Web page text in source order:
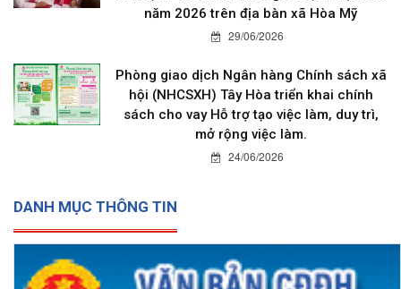
năm 2026 trên địa bàn xã Hòa Mỹ
29/06/2026
Phòng giao dịch Ngân hàng Chính sách xã
hội (NHCSXH) Tây Hòa triển khai chính
sách cho vay Hỗ trợ tạo việc làm, duy trì,
mở rộng việc làm.
24/06/2026
DANH MỤC THÔNG TIN